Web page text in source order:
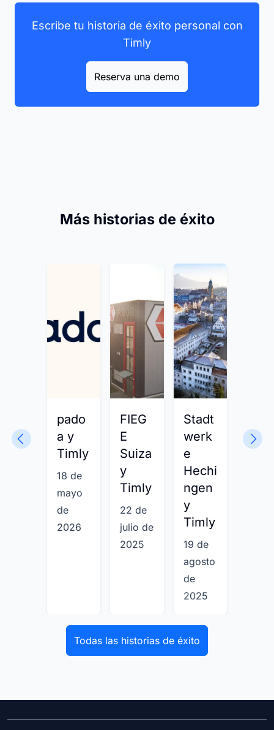
Escribe tu historia de éxito personal con
Timly
Reserva una demo
Más historias de éxito
pado
a y
Timly
18 de
mayo
de
2026
FIEG
E
Suiza
y
Timly
22 de
julio de
2025
Stadt
werk
e
Hechi
ngen
y
Timly
19 de
agosto
de
2025
US y
Todas las historias de éxito